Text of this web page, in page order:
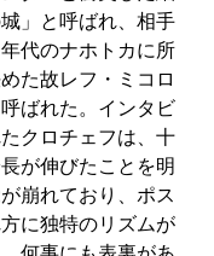
」と呼ばれ、相手
代のナホトカに所
た故レフ・ミコロ
ばれた。インタビ
クロチェフは、十
が伸びたことを明
崩れており、ポス
に独特のリズムが